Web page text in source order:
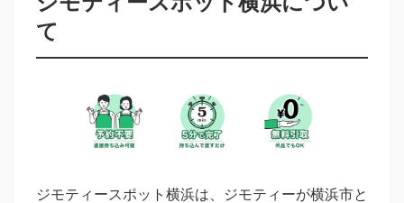
て
ジモティースポット横浜は、ジモティーが横浜市と